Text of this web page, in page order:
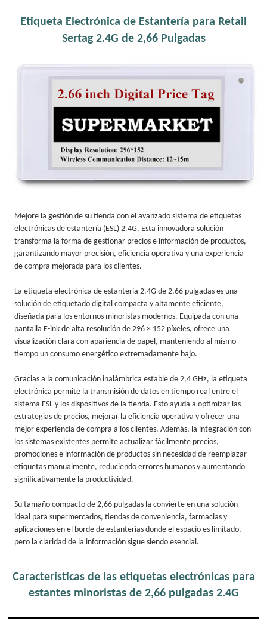
Etiqueta Electrónica de Estantería para Retail
Sertag 2.4G de 2,66 Pulgadas
Mejore la gestión de su tienda con el avanzado sistema de etiquetas
electrónicas de estantería (ESL) 2.4G. Esta innovadora solución
transforma la forma de gestionar precios e información de productos,
garantizando mayor precisión, eficiencia operativa y una experiencia
de compra mejorada para los clientes.
La etiqueta electrónica de estantería 2.4G de 2,66 pulgadas es una
solución de etiquetado digital compacta y altamente eficiente,
diseñada para los entornos minoristas modernos. Equipada con una
pantalla E-ink de alta resolución de 296 × 152 píxeles, ofrece una
visualización clara con apariencia de papel, manteniendo al mismo
tiempo un consumo energético extremadamente bajo.
Gracias a la comunicación inalámbrica estable de 2,4 GHz, la etiqueta
electrónica permite la transmisión de datos en tiempo real entre el
sistema ESL y los dispositivos de la tienda. Esto ayuda a optimizar las
estrategias de precios, mejorar la eficiencia operativa y ofrecer una
mejor experiencia de compra a los clientes. Además, la integración con
los sistemas existentes permite actualizar fácilmente precios,
promociones e información de productos sin necesidad de reemplazar
etiquetas manualmente, reduciendo errores humanos y aumentando
significativamente la productividad.
Su tamaño compacto de 2,66 pulgadas la convierte en una solución
ideal para supermercados, tiendas de conveniencia, farmacias y
aplicaciones en el borde de estanterías donde el espacio es limitado,
pero la claridad de la información sigue siendo esencial.
Características de las etiquetas electrónicas para
estantes minoristas de 2,66 pulgadas 2.4G